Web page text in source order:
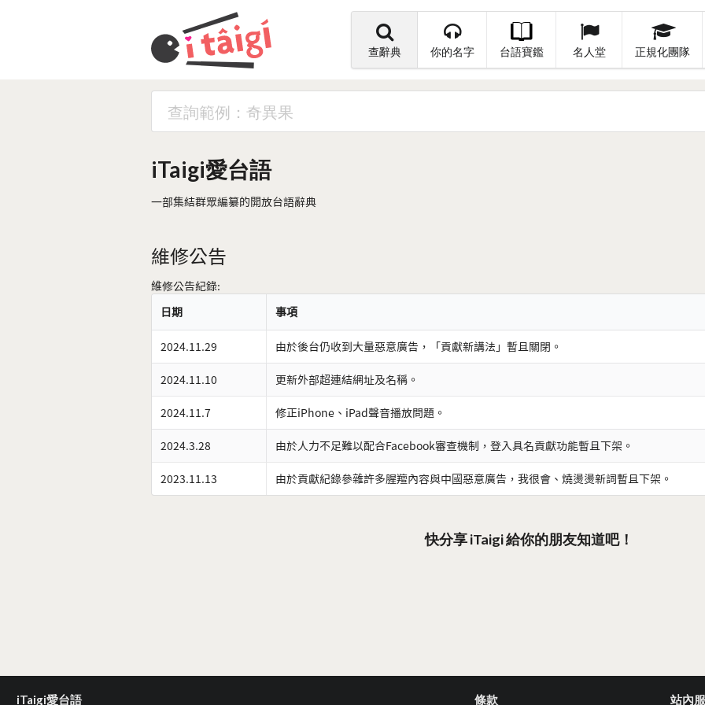
查辭典 你的名字 台語寶鑑 名人堂 正規化團隊
iTaigi愛台語
一部集結群眾編纂的開放台語辭典
維修公告
維修公告紀錄:
日期
事項
2024.11.29 由於後台仍收到大量惡意廣告，「貢獻新講法」暫且關閉。
2024.11.10 更新外部超連結網址及名稱。
2024.11.7 修正iPhone、iPad聲音播放問題。
2024.3.28 由於人力不足難以配合Facebook審查機制，登入具名貢獻功能暫且下架。
2023.11.13 由於貢獻紀錄參雜許多腥羶內容與中國惡意廣告，我很會、燒燙燙新詞暫且下架。
快分享 iTaigi 給你的朋友知道吧！
iTaigi愛台語 條款 站內